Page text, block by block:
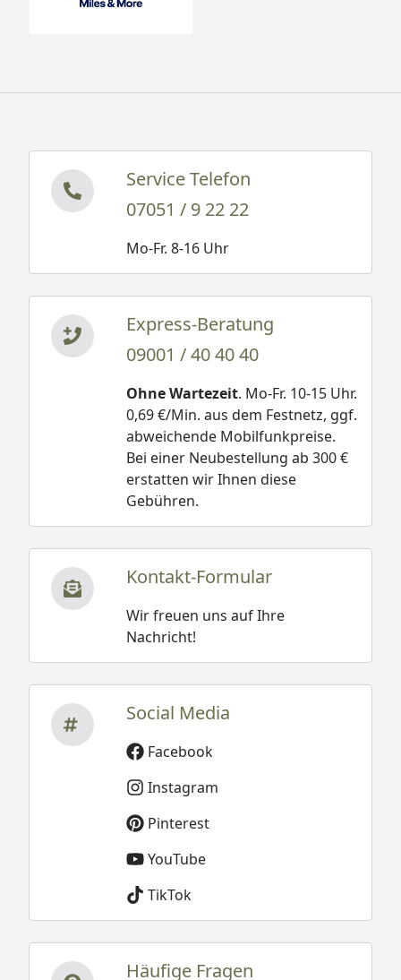
Service Telefon
07051 / 9 22 22
Mo-Fr. 8-16 Uhr
Express-Beratung
09001 / 40 40 40
Ohne Wartezeit. Mo-Fr. 10-15 Uhr.
0,69 €/Min. aus dem Festnetz, ggf.
abweichende Mobilfunkpreise.
Bei einer Neubestellung ab 300 €
erstatten wir Ihnen diese
Gebühren.
Kontakt-Formular
Wir freuen uns auf Ihre
Nachricht!
Social Media
Facebook
Instagram
Pinterest
YouTube
TikTok
Häufige Fragen